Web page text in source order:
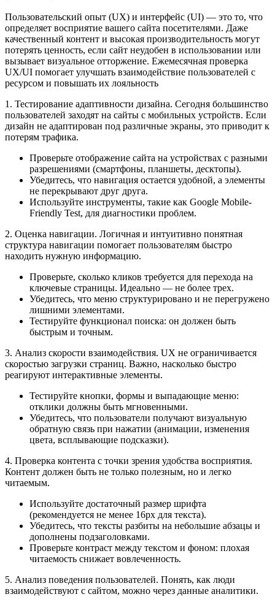
Пользовательский опыт (UX) и интерфейс (UI) — это то, что
определяет восприятие вашего сайта посетителями. Даже
качественный контент и высокая производительность могут
потерять ценность, если сайт неудобен в использовании или
вызывает визуальное отторжение. Ежемесячная проверка
UX/UI помогает улучшать взаимодействие пользователей с
ресурсом и повышать их лояльность
1. Тестирование адаптивности дизайна. Сегодня большинство
пользователей заходят на сайты с мобильных устройств. Если
дизайн не адаптирован под различные экраны, это приводит к
потерям трафика.
Проверьте отображение сайта на устройствах с разными
разрешениями (смартфоны, планшеты, десктопы).
Убедитесь, что навигация остается удобной, а элементы
не перекрывают друг друга.
Используйте инструменты, такие как Google Mobile-
Friendly Test, для диагностики проблем.
2. Оценка навигации. Логичная и интуитивно понятная
структура навигации помогает пользователям быстро
находить нужную информацию.
Проверьте, сколько кликов требуется для перехода на
ключевые страницы. Идеально — не более трех.
Убедитесь, что меню структурировано и не перегружено
лишними элементами.
Тестируйте функционал поиска: он должен быть
быстрым и точным.
3. Анализ скорости взаимодействия. UX не ограничивается
скоростью загрузки страниц. Важно, насколько быстро
реагируют интерактивные элементы.
Тестируйте кнопки, формы и выпадающие меню:
отклики должны быть мгновенными.
Убедитесь, что пользователи получают визуальную
обратную связь при нажатии (анимации, изменения
цвета, всплывающие подсказки).
4. Проверка контента с точки зрения удобства восприятия.
Контент должен быть не только полезным, но и легко
читаемым.
Используйте достаточный размер шрифта
(рекомендуется не менее 16px для текста).
Убедитесь, что тексты разбиты на небольшие абзацы и
дополнены подзаголовками.
Проверьте контраст между текстом и фоном: плохая
читаемость снижает вовлеченность.
5. Анализ поведения пользователей. Понять, как люди
взаимодействуют с сайтом, можно через данные аналитики.